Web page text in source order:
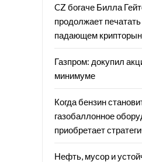
CZ богаче Билла
продолжает
падающем
Газпром: докупил
минимуме
Когда бензин
газобаллонное
приобретает
Нефть, мусор и